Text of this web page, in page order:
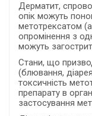
Дерматит,
опік можуть
метотрексатом
опромінення з
можуть
Стани, що
(блювання,
токсичність
препарату в
застосування